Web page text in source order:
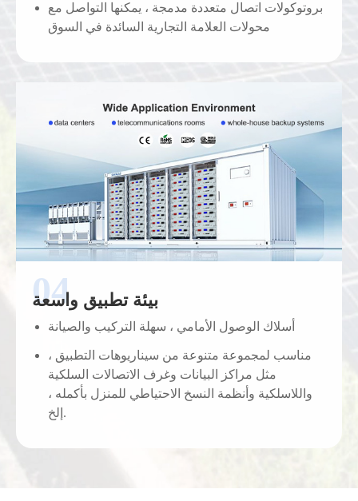
بروتوكولات اتصال متعددة مدمجة ، يمكنها التواصل مع
محولات العلامة التجارية السائدة في السوق
بيئة تطبيق واسعة
أسلاك الوصول الأمامي ، سهلة التركيب والصيانة
مناسب لمجموعة متنوعة من سيناريوهات التطبيق ،
مثل مراكز البيانات وغرف الاتصالات السلكية
واللاسلكية وأنظمة النسخ الاحتياطي للمنزل بأكمله ،
إلخ.